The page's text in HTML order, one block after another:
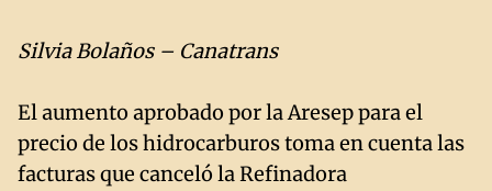
Silvia Bolaños – Canatrans
El aumento aprobado por la Aresep para el
precio de los hidrocarburos toma en cuenta las
facturas que canceló la Refinadora